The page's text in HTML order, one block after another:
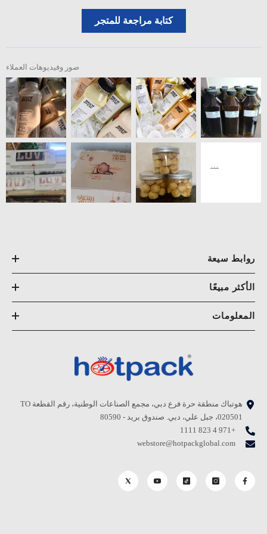
كتابة مراجعة للمتجر
صور وفيديوهات العملاء
روابط سيعة
الأكثر مبيعًا
المعلومات
هوتباك منطقة حرة فرع دبي، مجمع الصناعات الوطنية، رقم القطعة TO
020501، جبل علي، دبي. صندوق بريد - 80590
+971 4 823 1111
webstore@hotpackglobal.com